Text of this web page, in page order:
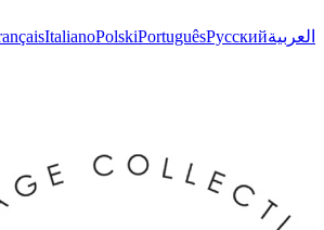
ItalianoPolskiPortuguêsРусскийالعربية